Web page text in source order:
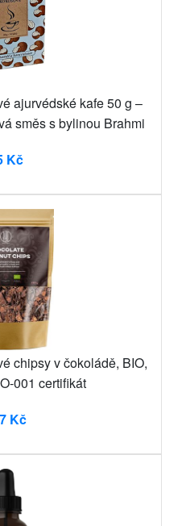
ajurvédské kafe 50 g –
směs s bylinou Brahmi
Kč
chipsy v čokoládě, BIO,
001 certifikát
Kč